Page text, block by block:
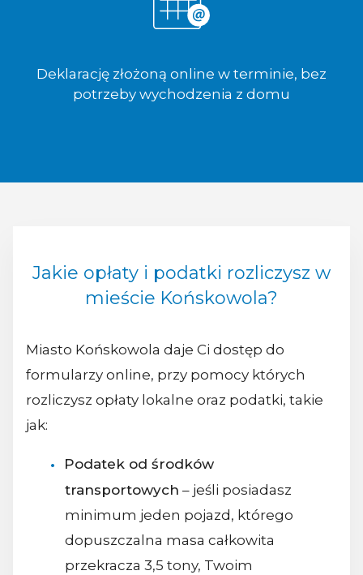
Deklarację złożoną online w terminie, bez
potrzeby wychodzenia z domu
Jakie opłaty i podatki rozliczysz w
mieście Końskowola?
Miasto Końskowola daje Ci dostęp do
formularzy online, przy pomocy których
rozliczysz opłaty lokalne oraz podatki, takie
jak:
Podatek od środków
transportowych – jeśli posiadasz
minimum jeden pojazd, którego
dopuszczalna masa całkowita
przekracza 3,5 tony, Twoim